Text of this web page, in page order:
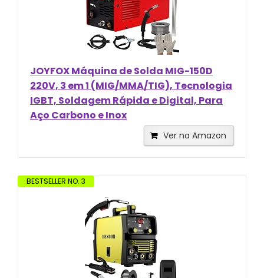
JOYFOX Máquina de Solda MIG-150D
220V, 3 em 1 (MIG/MMA/TIG), Tecnologia
IGBT, Soldagem Rápida e Digital, Para
Aço Carbono e Inox
Ver na Amazon
BESTSELLER NO. 3